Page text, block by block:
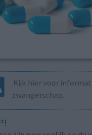
Kijk hier voor
zwangerschap.